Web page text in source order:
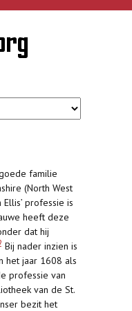
familie
(North West
professie is
heeft deze
dat hij
Bij nader inzien is
het jaar 1608 als
professie van
van de St.
bezit het